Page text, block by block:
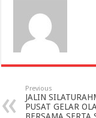
Previous
JALIN
PUSAT GELAR